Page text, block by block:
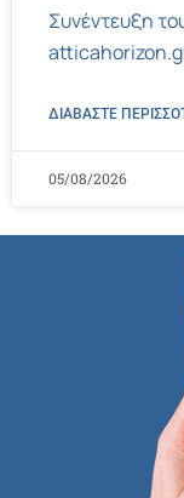
Συνέντευξη
ΔΙΑΒΑΣΤΕ
05/08/2026